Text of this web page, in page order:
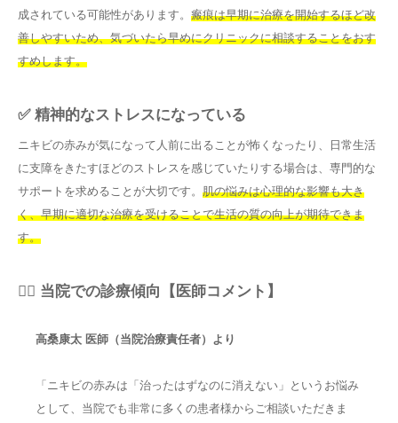
成されている可能性があります。 瘢痕は早期に治療を開始するほど改
善しやすいため、気づいたら早めにクリニックに相談することをおす
すめします。
✅ 精神的なストレスになっている
ニキビの赤みが気になって人前に出ることが怖くなったり、日常生活
に支障をきたすほどのストレスを感じていたりする場合は、専門的な
サポートを求めることが大切です。 肌の悩みは心理的な影響も大き
く、早期に適切な治療を受けることで生活の質の向上が期待できま
す。
👨‍⚕️ 当院での診療傾向【医師コメント】
高桑康太 医師（当院治療責任者）より
「ニキビの赤みは「治ったはずなのに消えない」というお悩み
として、当院でも非常に多くの患者様からご相談いただきま